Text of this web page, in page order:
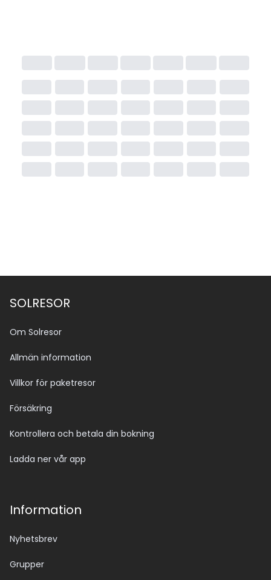
SOLRESOR
Om Solresor
Allmän information
Villkor för paketresor
Försäkring
Kontrollera och betala din bokning
Ladda ner vår app
Information
Nyhetsbrev
Grupper